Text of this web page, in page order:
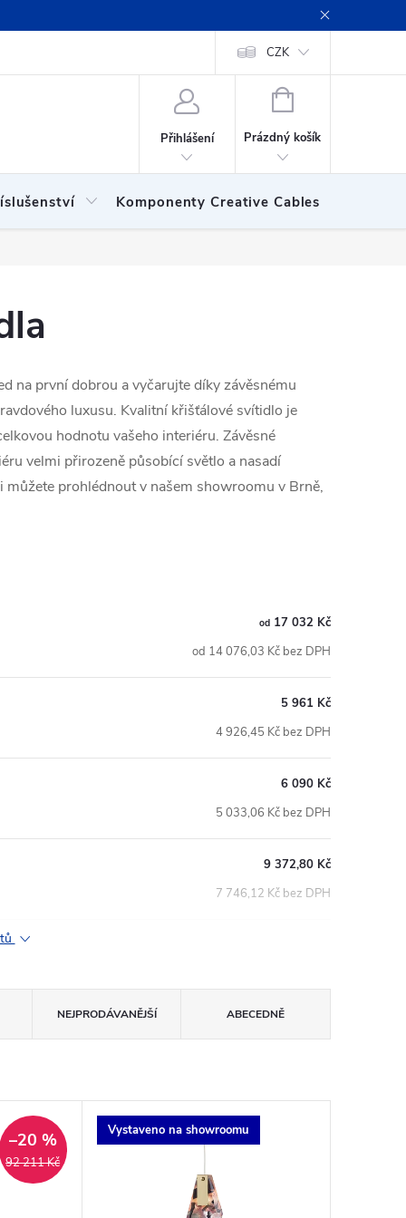
Podmínky ochrany
CZK
Přihlášení
NÁKUPNÍ
Prázdný košík
Komponenty Creative Cables
na první dobrou a vyčarujte díky závěsnému
luxusu. Kvalitní křišťálové svítidlo je
hodnotu vašeho interiéru. Závěsné
velmi přirozeně působící světlo a nasadí
prohlédnout v našem showroomu v Brně,
od 17 032 Kč
od 14 076,03 Kč bez DPH
5 961 Kč
4 926,45 Kč bez DPH
6 090 Kč
5 033,06 Kč bez DPH
9 372,80 Kč
7 746,12 Kč bez DPH
NEJPRODÁVANĚJŠÍ ABECEDNĚ
92 211 Kč
–20 % Vystaveno na showroomu